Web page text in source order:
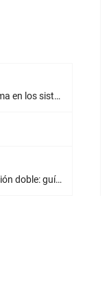
¿Por qué son esenciales las juntas de goma en los sistemas de tuberías modernos?
Válvula de retención vs. válvula de retención doble: guía práctica para prevenir el reflujo